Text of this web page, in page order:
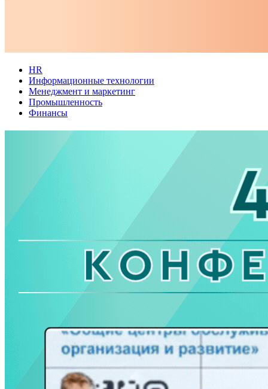
HR
Информационные технологии
Менеджмент и маркетинг
Промышленность
Финансы